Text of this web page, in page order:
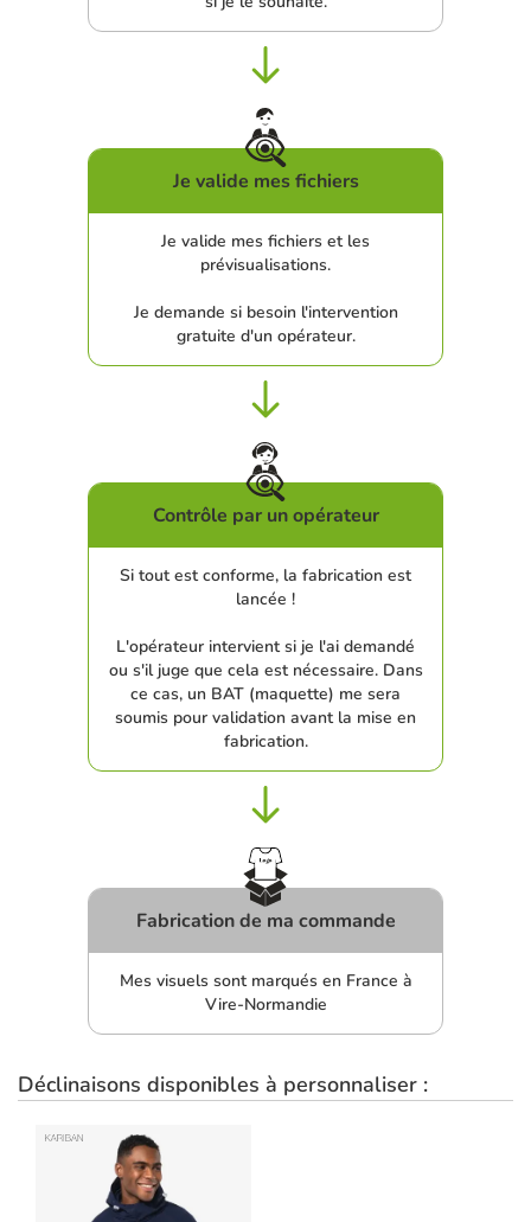
Je valide mes fichiers
Je valide mes fichiers et les
prévisualisations.
Je demande si besoin l'intervention
gratuite d'un opérateur.
Contrôle par un opérateur
Si tout est conforme, la fabrication est
lancée !
L'opérateur intervient si je l'ai demandé
ou s'il juge que cela est nécessaire. Dans
ce cas, un BAT (maquette) me sera
soumis pour validation avant la mise en
fabrication.
Fabrication de ma commande
Mes visuels sont marqués en France à
Vire-Normandie
Déclinaisons disponibles à personnaliser :